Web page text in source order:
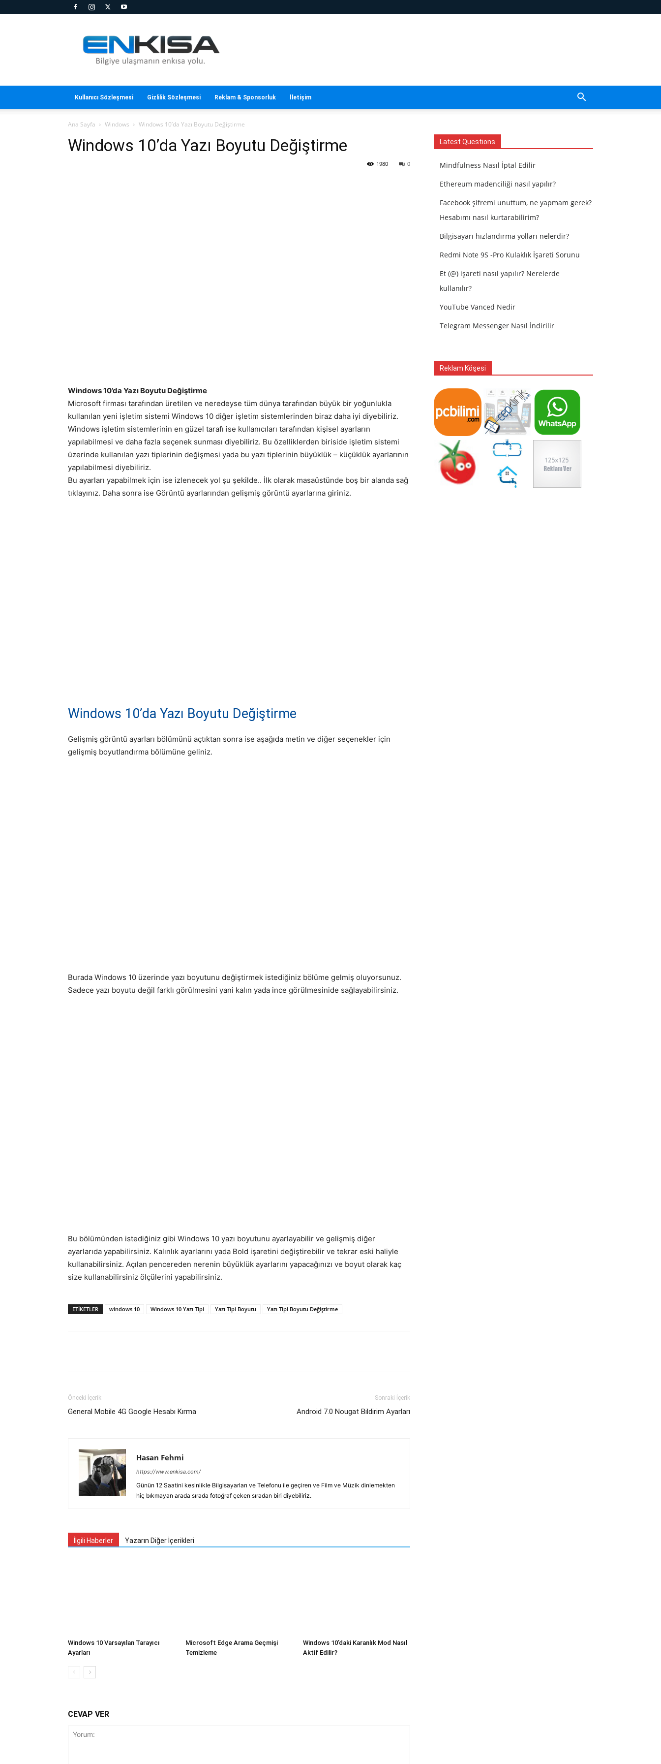
Kısa
Kullanıcı Sözleşmesi Gizlilik Sözleşmesi Reklam & Sponsorluk İletişim
Ana Sayfa Windows Windows 10’da Yazı Boyutu Değiştirme
Windows 10’da Yazı Boyutu Değiştirme
0
1980
Windows 10’da Yazı Boyutu Değiştirme
Microsoft firması tarafından üretilen ve neredeyse tüm dünya tarafından büyük bir yoğunlukla
kullanılan yeni işletim sistemi Windows 10 diğer işletim sistemlerinden biraz daha iyi diyebiliriz.
Windows işletim sistemlerinin en güzel tarafı ise kullanıcıları tarafından kişisel ayarların
yapılabilmesi ve daha fazla seçenek sunması diyebiliriz. Bu özelliklerden biriside işletim sistemi
üzerinde kullanılan yazı tiplerinin değişmesi yada bu yazı tiplerinin büyüklük – küçüklük ayarlarının
yapılabilmesi diyebiliriz.
Bu ayarları yapabilmek için ise izlenecek yol şu şekilde.. İlk olarak masaüstünde boş bir alanda sağ
tıklayınız. Daha sonra ise Görüntü ayarlarından gelişmiş görüntü ayarlarına giriniz.
Windows 10’da Yazı Boyutu Değiştirme
Gelişmiş görüntü ayarları bölümünü açtıktan sonra ise aşağıda metin ve diğer seçenekler için
gelişmiş boyutlandırma bölümüne geliniz.
Burada Windows 10 üzerinde yazı boyutunu değiştirmek istediğiniz bölüme gelmiş oluyorsunuz.
Sadece yazı boyutu değil farklı görülmesini yani kalın yada ince görülmesinide sağlayabilirsiniz.
Bu bölümünden istediğiniz gibi Windows 10 yazı boyutunu ayarlayabilir ve gelişmiş diğer
ayarlarıda yapabilirsiniz. Kalınlık ayarlarını yada Bold işaretini değiştirebilir ve tekrar eski haliyle
kullanabilirsiniz. Açılan pencereden nerenin büyüklük ayarlarını yapacağınızı ve boyut olarak kaç
size kullanabilirsiniz ölçülerini yapabilirsiniz.
ETIKETLER windows 10 Windows 10 Yazı Tipi Yazı Tipi Boyutu Yazı Tipi Boyutu Değiştirme
Önceki İçerik
General Mobile 4G Google Hesabı Kırma
Sonraki İçerik
Android 7.0 Nougat Bildirim Ayarları
Hasan Fehmi
https://www.enkisa.com/
Günün 12 Saatini kesinlikle Bilgisayarları ve Telefonu ile geçiren ve Film ve Müzik dinlemekten
hiç bıkmayan arada sırada fotoğraf çeken sıradan biri diyebiliriz.
İlgili Haberler Yazarın Diğer İçerikleri
Windows 10 Varsayılan Tarayıcı
Ayarları
Microsoft Edge Arama Geçmişi
Temizleme
Windows 10’daki Karanlık Mod Nasıl
Aktif Edilir?
CEVAP VER
Latest Questions
Mindfulness Nasıl İptal Edilir
Ethereum madenciliği nasıl yapılır?
Facebook şifremi unuttum, ne yapmam gerek?
Hesabımı nasıl kurtarabilirim?
Bilgisayarı hızlandırma yolları nelerdir?
Redmi Note 9S -Pro Kulaklık İşareti Sorunu
Et (@) işareti nasıl yapılır? Nerelerde
kullanılır?
YouTube Vanced Nedir
Telegram Messenger Nasıl İndirilir
Reklam Köşesi